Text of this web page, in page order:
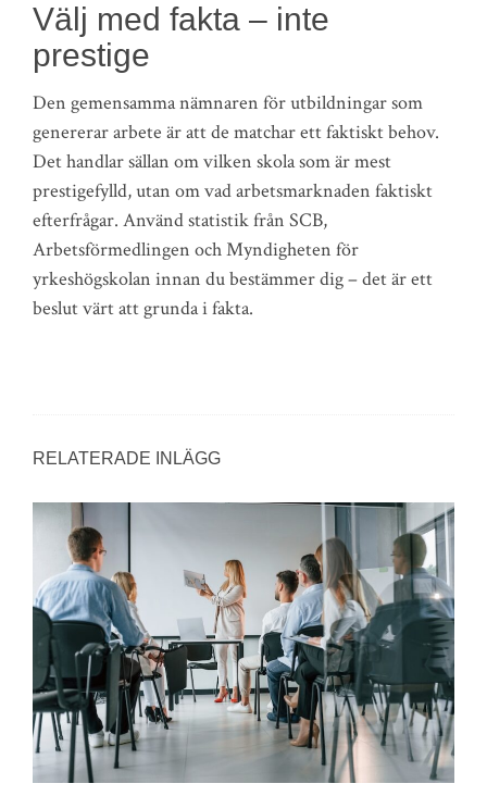
Välj med fakta – inte
prestige
Den gemensamma nämnaren för utbildningar som
genererar arbete är att de matchar ett faktiskt behov.
Det handlar sällan om vilken skola som är mest
prestigefylld, utan om vad arbetsmarknaden faktiskt
efterfrågar. Använd statistik från SCB,
Arbetsförmedlingen och Myndigheten för
yrkeshögskolan innan du bestämmer dig – det är ett
beslut värt att grunda i fakta.
RELATERADE INLÄGG